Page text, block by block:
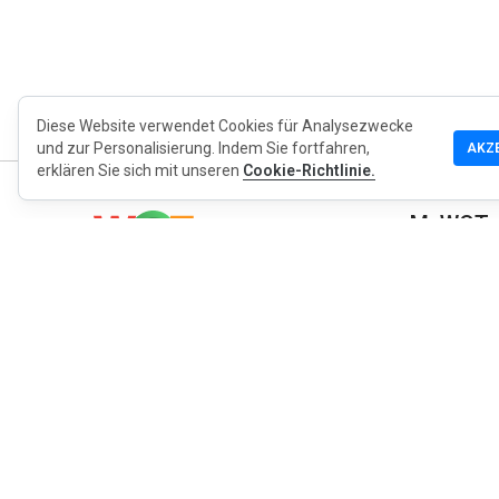
MyWOT
Diese Website verwendet Cookies für Analysezwecke
und zur Personalisierung. Indem Sie fortfahren,
erklären Sie sich mit unseren Cookie-Richtlinie.